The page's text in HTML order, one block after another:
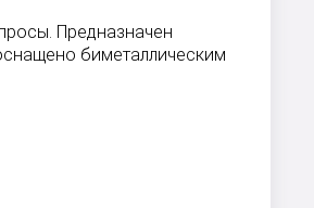
Предназначен
биметаллическим